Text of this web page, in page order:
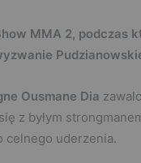
MMA 2, podczas
Ousmane Dia
z byłym
celnego uderzenia.